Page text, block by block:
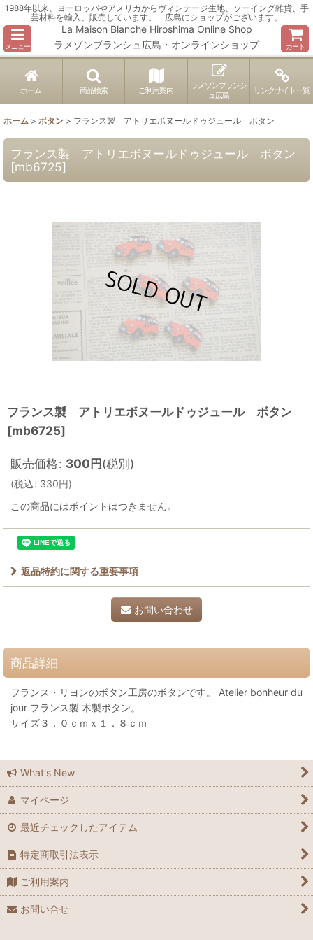
1988年以来、ヨーロッパやアメリカからヴィンテージ生地、ソーイング雑貨、手
芸材料を輸入、販売しています。 広島にショップがございます。
メニュー
La Maison Blanche Hiroshima Online Shop
ラメゾンブランシュ広島・オンラインショップ
カート
ホーム 商品検索 ご利用案内
ラメゾンブランシ
ュ広島
リンクサイト一覧
ホーム > ボタン > フランス製 アトリエボヌールドゥジュール ボタン
フランス製 アトリエボヌールドゥジュール ボタン
[mb6725]
フランス製 アトリエボヌールドゥジュール ボタン
[mb6725]
販売価格: 300円(税別)
(税込: 330円)
この商品にはポイントはつきません。
返品特約に関する重要事項
お問い合わせ
商品詳細
フランス・リヨンのボタン工房のボタンです。 Atelier bonheur du
jour フランス製 木製ボタン。
サイズ３．０ｃｍｘ１．８ｃｍ
What's New
マイページ
最近チェックしたアイテム
特定商取引法表示
ご利用案内
お問い合せ